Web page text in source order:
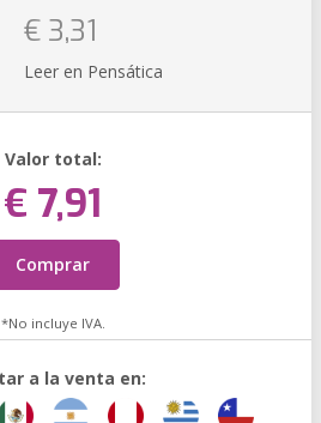
€ 3,31
Leer en Pensática
Valor total:
€ 7,91
Comprar
*No incluye IVA.
a la venta en: